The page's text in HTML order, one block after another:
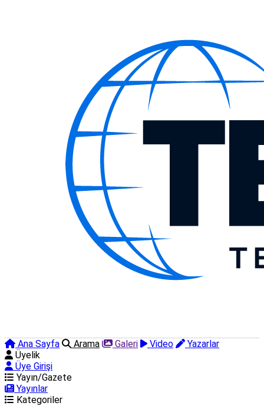
Ana Sayfa Arama Galeri Video
Yazarlar
Üyelik
Üye Girişi
Yayın/Gazete
Yayınlar
Kategoriler